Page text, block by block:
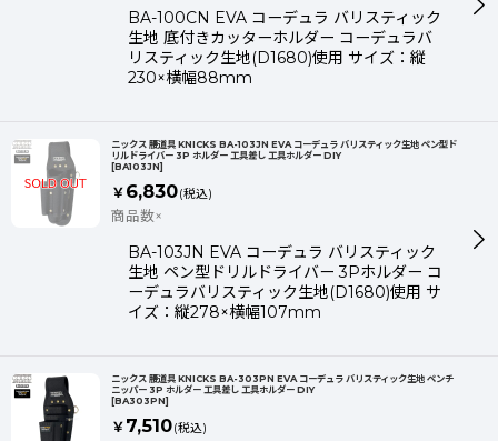
BA-100CN EVA コーデュラ バリスティック
生地 底付きカッターホルダー コーデュラバ
リスティック生地(D1680)使用 サイズ：縦
230×横幅88mm
ニックス 腰道具 KNICKS BA-103JN EVA コーデュラ バリスティック生地 ペン型ド
リルドライバー 3P ホルダー 工具差し 工具ホルダー DIY
[BA103JN]
￥ 6,830(税込)
商品数×
BA-103JN EVA コーデュラ バリスティック
生地 ペン型ドリルドライバー 3Pホルダー コ
ーデュラバリスティック生地(D1680)使用 サ
イズ：縦278×横幅107mm
ニックス 腰道具 KNICKS BA-303PN EVA コーデュラ バリスティック生地 ペンチ
ニッパー 3P ホルダー 工具差し 工具ホルダー DIY
[BA303PN]
￥ 7,510(税込)